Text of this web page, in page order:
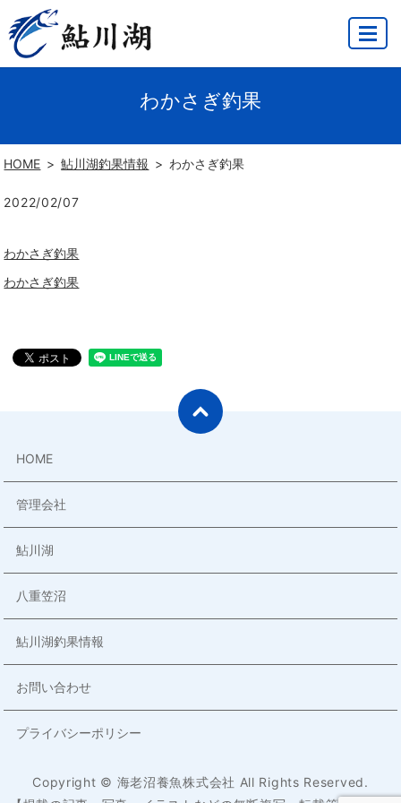
MENU
わかさぎ釣果
HOME 鮎川湖釣果情報 わかさぎ釣果
2022/02/07
わかさぎ釣果
わかさぎ釣果
HOME
管理会社
鮎川湖
八重笠沼
鮎川湖釣果情報
お問い合わせ
プライバシーポリシー
Copyright © 海老沼養魚株式会社 All Rights Reserved.